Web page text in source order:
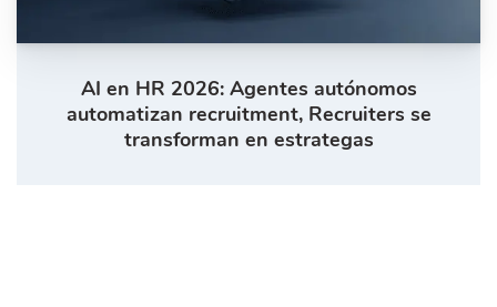
AI en HR 2026: Agentes autónomos
automatizan recruitment, Recruiters se
transforman en estrategas